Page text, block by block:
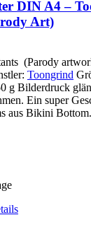
DIN A4 –
Art)
(Parody
Toongrind
g Bilderdruck
Ein super
aus Bikini Bottom.